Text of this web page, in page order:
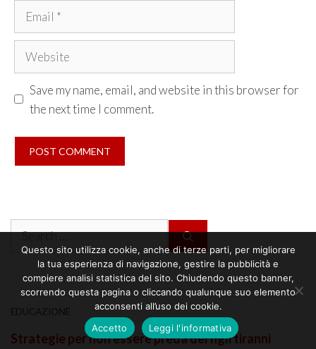
Email
Website
Save my name, email, and website in this browser for
the next time I comment.
Search
for:
EDUCAZIONE
Strategie per non essere preda dei figli tiranni
Questo sito utilizza cookie, anche di terze parti, per migliorare
la tua esperienza di navigazione, gestire la pubblicità e
compiere analisi statistica del sito. Chiudendo questo banner,
scorrendo questa pagina o cliccando qualunque suo elemento
acconsenti all’uso dei cookie.
Accetto
Leggi l'informativa